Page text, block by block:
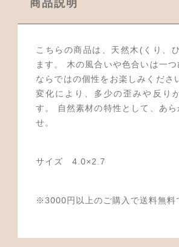
商品説明
こちらの商品は、天然木(くり、
ます。 木の風合いや色合いは一
ならではの個性をお楽しみくださ
変化により、多少の歪みや反り
す。 自然素材の特性として、あ
せ。
サイズ 4.0×2.7
※3000円以上のご購入で送料無料